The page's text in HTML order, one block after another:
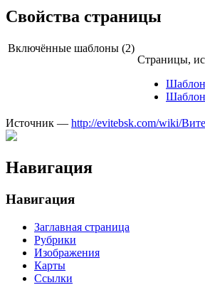
Свойства страницы
Включённые шаблоны (2)
Страницы,
Источник — http://evitebsk.com/wiki/
Навигация
Навигация
Заглавная страница
Рубрики
Изображения
Карты
Ссылки